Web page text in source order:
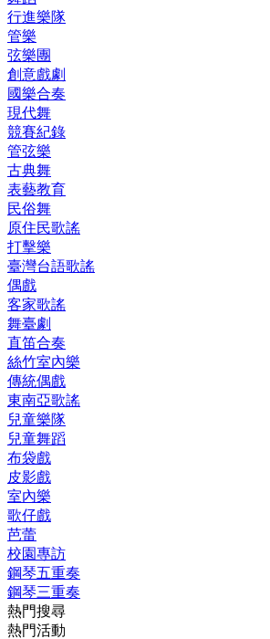
行進樂隊
管樂
弦樂團
創意戲劇
國樂合奏
現代舞
競賽紀錄
管弦樂
古典舞
表藝教育
民俗舞
原住民歌謠
打擊樂
臺灣台語歌謠
偶戲
客家歌謠
舞臺劇
直笛合奏
絲竹室內樂
傳統偶戲
東南亞歌謠
兒童樂隊
兒童舞蹈
布袋戲
皮影戲
室內樂
歌仔戲
芭蕾
校園專訪
鋼琴五重奏
鋼琴三重奏
熱門搜尋
熱門活動